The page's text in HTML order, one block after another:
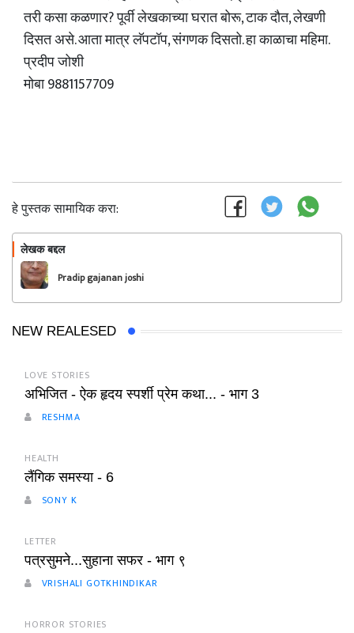
तरी कसा कळणार? पूर्वी लेखकाच्या घरात बोरू, टाक दौत, लेखणी
दिसत असे. आता मात्र लॅपटॉप, संगणक दिसतो. हा काळाचा महिमा.
प्रदीप जोशी
मोबा 9881157709
हे पुस्तक सामायिक करा:
लेखक बद्दल
Pradip gajanan joshi
NEW REALESED
LOVE STORIES
अभिजित - ऐक हृदय स्पर्शी प्रेम कथा... - भाग 3
RESHMA
HEALTH
लैंगिक समस्या - 6
SONY K
LETTER
पत्रसुमने...सुहाना सफर - भाग ९
VRISHALI GOTKHINDIKAR
HORROR STORIES